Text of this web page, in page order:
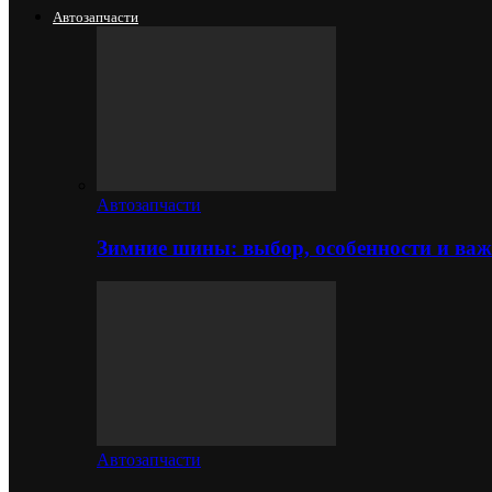
Автозапчасти
Автозапчасти
Зимние шины: выбор, особенности и
Автозапчасти